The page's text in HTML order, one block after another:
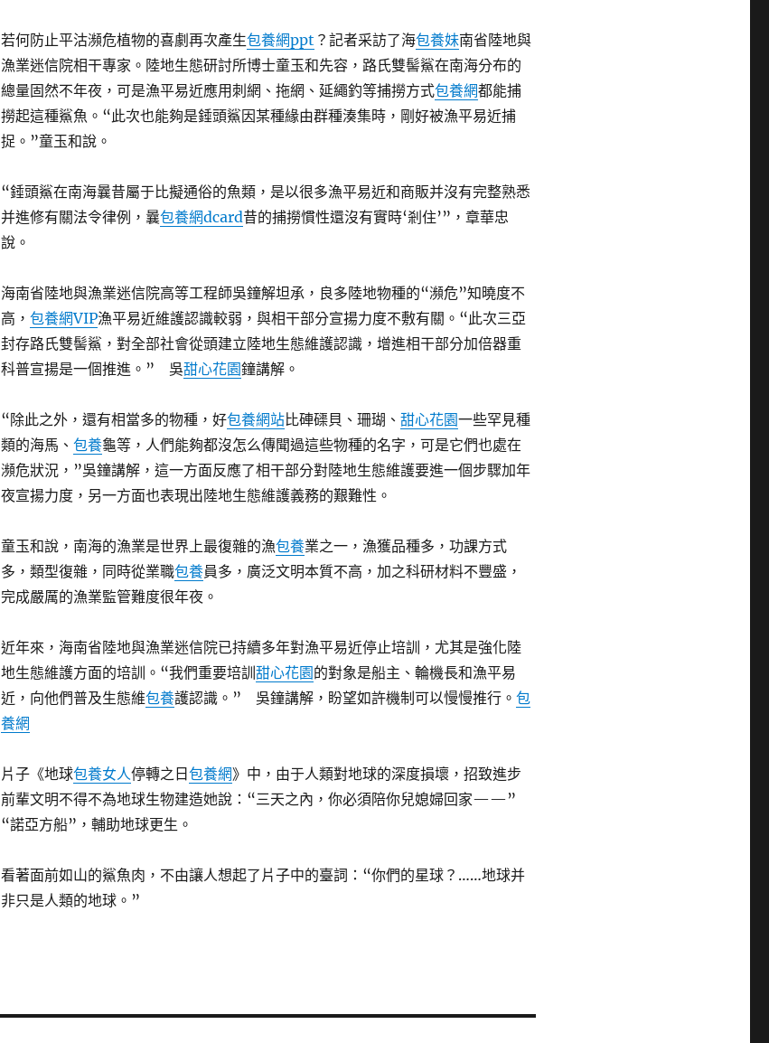
若何防止平沽瀕危植物的喜劇再次產生包養網ppt ？記者采訪了海包養妹南省陸地與
漁業迷信院相干專家。陸地生態研討所博士童玉和先容，路氏雙髻鯊在南海分布的
總量固然不年夜，可是漁平易近應用刺網、拖網、延繩釣等捕撈方式包養網都能捕
撈起這種鯊魚。“此次也能夠是錘頭鯊因某種緣由群種湊集時，剛好被漁平易近捕
捉。”童玉和說。
“錘頭鯊在南海曩昔屬于比擬通俗的魚類，是以很多漁平易近和商販并沒有完整熟悉
并進修有關法令律例，曩包養網dcard昔的捕撈慣性還沒有實時‘剎住’”，章華忠
說。
海南省陸地與漁業迷信院高等工程師吳鐘解坦承，良多陸地物種的“瀕危”知曉度不
高，包養網VIP漁平易近維護認識較弱，與相干部分宣揚力度不敷有關。“此次三亞
封存路氏雙髻鯊，對全部社會從頭建立陸地生態維護認識，增進相干部分加倍器重
科普宣揚是一個推進。” 吳甜心花園鐘講解。
“除此之外，還有相當多的物種，好包養網站比硨磲貝、珊瑚、甜心花園一些罕見種
類的海馬、包養龜等，人們能夠都沒怎么傳聞過這些物種的名字，可是它們也處在
瀕危狀況，”吳鐘講解，這一方面反應了相干部分對陸地生態維護要進一個步驟加年
夜宣揚力度，另一方面也表現出陸地生態維護義務的艱難性。
童玉和說，南海的漁業是世界上最復雜的漁包養業之一，漁獲品種多，功課方式
多，類型復雜，同時從業職包養員多，廣泛文明本質不高，加之科研材料不豐盛，
完成嚴厲的漁業監管難度很年夜。
近年來，海南省陸地與漁業迷信院已持續多年對漁平易近停止培訓，尤其是強化陸
地生態維護方面的培訓。“我們重要培訓甜心花園的對象是船主、輪機長和漁平易
近，向他們普及生態維包養護認識。” 吳鐘講解，盼望如許機制可以慢慢推行。包
養網
片子《地球包養女人停轉之日包養網》中，由于人類對地球的深度損壞，招致進步
前輩文明不得不為地球生物建造她說：“三天之內，你必須陪你兒媳婦回家——”
“諾亞方船”，輔助地球更生。
看著面前如山的鯊魚肉，不由讓人想起了片子中的臺詞：“你們的星球？……地球并
非只是人類的地球。”